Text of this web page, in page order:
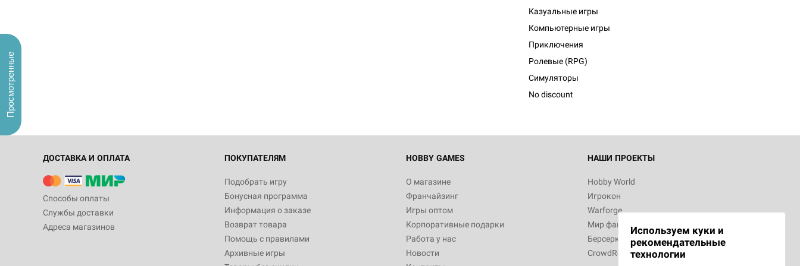
Казуальные игры
Компьютерные игры
Приключения
Ролевые (RPG)
Симуляторы
No discount
ДОСТАВКА И ОПЛАТА
Способы оплаты
Службы доставки
Адреса магазинов
ПОКУПАТЕЛЯМ
Подобрать игру
Бонусная программа
Информация о заказе
Возврат товара
Помощь с правилами
Архивные игры
HOBBY GAMES
О магазине
Франчайзинг
Игры оптом
Корпоративные подарки
Работа у нас
Новости
НАШИ ПРОЕКТЫ
Hobby World
Игрокон
Warforge
Мир фантастики
Берсерк
CrowdRepublic
Используем куки и
рекомендательные
технологии
Просмотренные
Настольная игра Hobby World Монстры
Белая смерть
12 990
Настольная игра Hobby World Ужас
3 490